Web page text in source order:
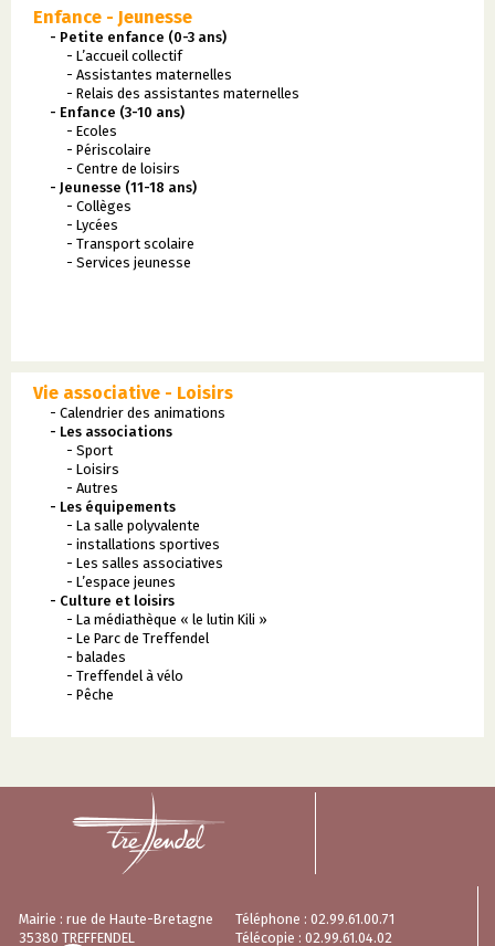
Enfance - Jeunesse
- Petite enfance (0-3 ans)
- L’accueil collectif
- Assistantes maternelles
- Relais des assistantes maternelles
- Enfance (3-10 ans)
- Ecoles
- Périscolaire
- Centre de loisirs
- Jeunesse (11-18 ans)
- Collèges
- Lycées
- Transport scolaire
- Services jeunesse
Vie associative - Loisirs
- Calendrier des animations
- Les associations
- Sport
- Loisirs
- Autres
- Les équipements
- La salle polyvalente
- installations sportives
- Les salles associatives
- L’espace jeunes
- Culture et loisirs
- La médiathèque « le lutin Kili »
- Le Parc de Treffendel
- balades
- Treffendel à vélo
- Pêche
Mairie : rue de Haute-Bretagne
35380 TREFFENDEL
Téléphone : 02.99.61.00.71
Télécopie : 02.99.61.04.02